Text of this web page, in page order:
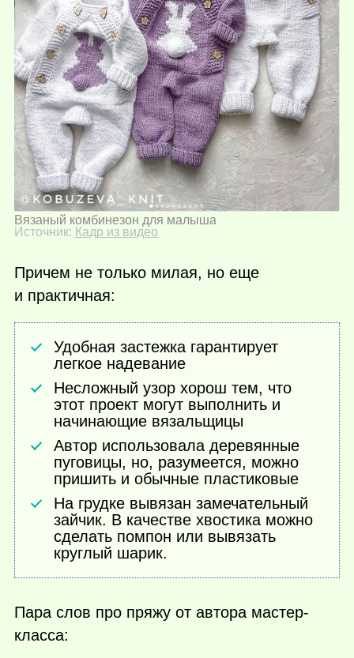
Вязаный комбинезон для малыша
Источник: Кадр из видео
Причем не только милая, но еще
и практичная:
Удобная застежка гарантирует
легкое надевание
Несложный узор хорош тем, что
этот проект могут выполнить и
начинающие вязальщицы
Автор использовала деревянные
пуговицы, но, разумеется, можно
пришить и обычные пластиковые
На грудке вывязан замечательный
зайчик. В качестве хвостика можно
сделать помпон или вывязать
круглый шарик.
Пара слов про пряжу от автора мастер-
класса: